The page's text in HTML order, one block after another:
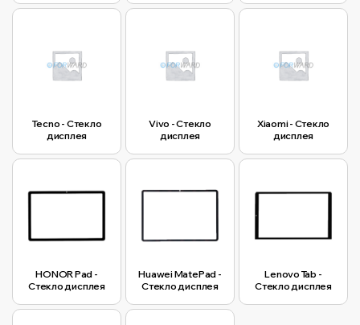
Tecno - Стекло
дисплея
Vivo - Стекло
дисплея
Xiaomi - Стекло
дисплея
HONOR Pad -
Стекло дисплея
Huawei MatePad -
Стекло дисплея
Lenovo Tab -
Стекло дисплея